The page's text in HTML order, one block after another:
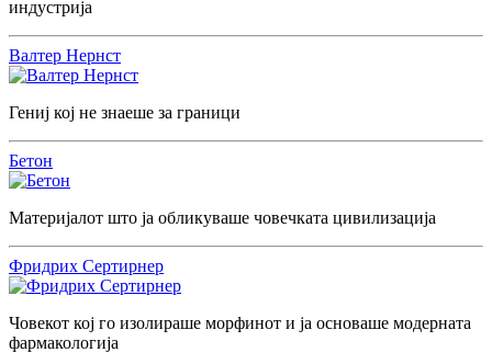
индустрија
Валтер Нернст
Гениј кој не знаеше за граници
Бетон
Материјалот што ја обликуваше човечката цивилизација
Фридрих Сертирнер
Човекот кој го изолираше морфинот и ја основаше модерната
фармакологија